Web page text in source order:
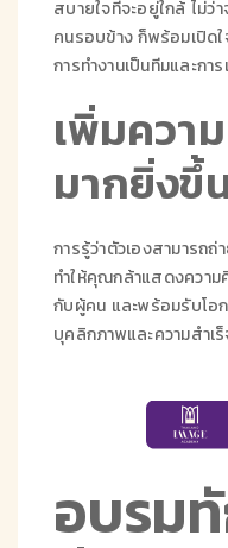
สบายใจที่จะอยู่ใกล้ ไม่ว่
คนรอบข้าง ก็พร้อมเปิด
การทำงานเป็นทีมและก
เพิ่มควา
มากยิ่งขึ้
การรู้ว่าตัวเองสามารถ
ทำให้คุณกล้าแสดงความ
กับผู้คน และพร้อมรับโอ
บุคลิกภาพและความสำเ
อบรม